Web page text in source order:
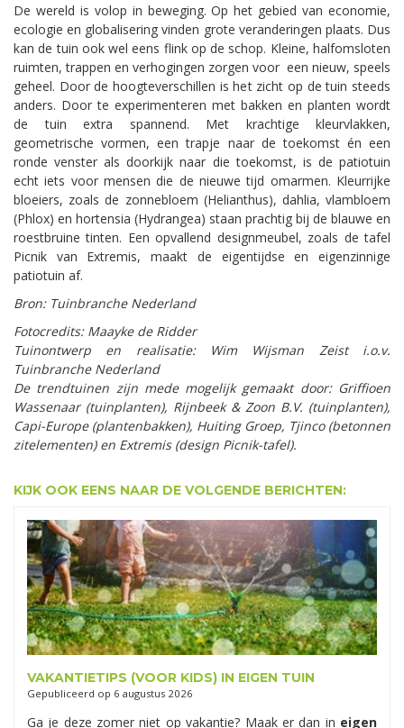
De wereld is volop in beweging. Op het gebied van economie,
ecologie en globalisering vinden grote veranderingen plaats. Dus
kan de tuin ook wel eens flink op de schop. Kleine, halfomsloten
ruimten, trappen en verhogingen zorgen voor een nieuw, speels
geheel. Door de hoogteverschillen is het zicht op de tuin steeds
anders. Door te experimenteren met bakken en planten wordt
de tuin extra spannend. Met krachtige kleurvlakken,
geometrische vormen, een trapje naar de toekomst én een
ronde venster als doorkijk naar die toekomst, is de patiotuin
echt iets voor mensen die de nieuwe tijd omarmen. Kleurrijke
bloeiers, zoals de zonnebloem (Helianthus), dahlia, vlambloem
(Phlox) en hortensia (Hydrangea) staan prachtig bij de blauwe en
roestbruine tinten. Een opvallend designmeubel, zoals de tafel
Picnik van Extremis, maakt de eigentijdse en eigenzinnige
patiotuin af.
Bron: Tuinbranche Nederland
Fotocredits: Maayke de Ridder
Tuinontwerp en realisatie: Wim Wijsman Zeist i.o.v.
Tuinbranche Nederland
De trendtuinen zijn mede mogelijk gemaakt door: Griffioen
Wassenaar (tuinplanten), Rijnbeek & Zoon B.V. (tuinplanten),
Capi-Europe (plantenbakken), Huiting Groep, Tjinco (betonnen
zitelementen) en Extremis (design Picnik-tafel).
KIJK OOK EENS NAAR DE VOLGENDE BERICHTEN:
VAKANTIETIPS (VOOR KIDS) IN EIGEN TUIN
Gepubliceerd op 6 augustus 2026
Ga je deze zomer niet op vakantie? Maak er dan in eigen